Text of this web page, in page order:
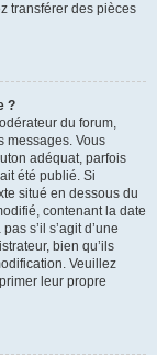
transférer des pièces
?
du forum,
messages. Vous
adéquat, parfois
été publié. Si
situé en dessous du
contenant la date
s’il s’agit d’une
bien qu’ils
Veuillez
leur propre